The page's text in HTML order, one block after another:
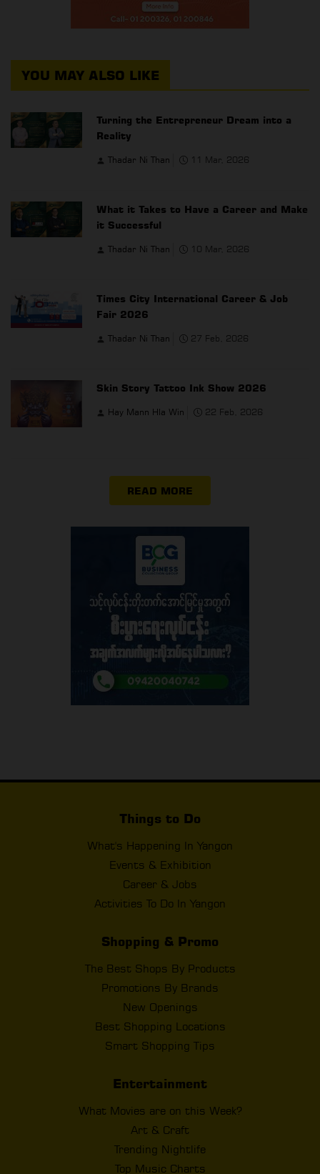
YOU MAY ALSO LIKE
Turning the Entrepreneur Dream into a
Reality
Thadar Ni Than 11 Mar, 2026
What it Takes to Have a Career and Make
it Successful
Thadar Ni Than 10 Mar, 2026
Times City International Career & Job
Fair 2026
Thadar Ni Than 27 Feb, 2026
Skin Story Tattoo Ink Show 2026
Hay Mann Hla Win 22 Feb, 2026
READ MORE
Things to Do
What's Happening In Yangon
Events & Exhibition
Career & Jobs
Activities To Do In Yangon
Shopping & Promo
The Best Shops By Products
Promotions By Brands
New Openings
Best Shopping Locations
Smart Shopping Tips
Entertainment
What Movies are on this Week?
Art & Craft
Trending Nightlife
Top Music Charts